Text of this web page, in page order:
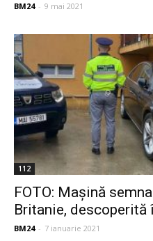
BM24 - 9 mai 2021
112
FOTO: Mașină
Britanie, descoperită
BM24 - 7 ianuarie 2021